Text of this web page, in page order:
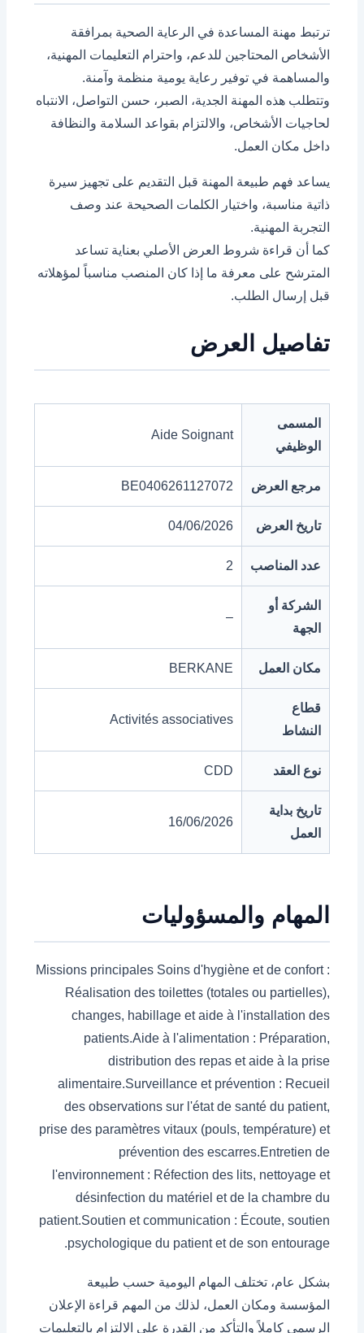
ترتبط مهنة المساعدة في الرعاية الصحية بمرافقة
الأشخاص المحتاجين للدعم، واحترام التعليمات المهنية،
والمساهمة في توفير رعاية يومية منظمة وآمنة.
وتتطلب هذه المهنة الجدية، الصبر، حسن التواصل، الانتباه
لحاجيات الأشخاص، والالتزام بقواعد السلامة والنظافة
داخل مكان العمل.
يساعد فهم طبيعة المهنة قبل التقديم على تجهيز سيرة
ذاتية مناسبة، واختيار الكلمات الصحيحة عند وصف
التجربة المهنية.
كما أن قراءة شروط العرض الأصلي بعناية تساعد
المترشح على معرفة ما إذا كان المنصب مناسباً لمؤهلاته
قبل إرسال الطلب.
تفاصيل العرض
المسمى
الوظيفي
Aide Soignant
مرجع العرض BE0406261127072
تاريخ العرض 04/06/2026
عدد المناصب 2
الشركة أو
الجهة
–
مكان العمل BERKANE
قطاع
النشاط
Activités associatives
نوع العقد CDD
تاريخ بداية
العمل
16/06/2026
المهام والمسؤوليات
Missions principales Soins d'hygiène et de confort :
Réalisation des toilettes (totales ou partielles),
changes, habillage et aide à l'installation des
patients.Aide à l'alimentation : Préparation,
distribution des repas et aide à la prise
alimentaire.Surveillance et prévention : Recueil
des observations sur l'état de santé du patient,
prise des paramètres vitaux (pouls, température) et
prévention des escarres.Entretien de
l'environnement : Réfection des lits, nettoyage et
désinfection du matériel et de la chambre du
patient.Soutien et communication : Écoute, soutien
psychologique du patient et de son entourage.
بشكل عام، تختلف المهام اليومية حسب طبيعة
المؤسسة ومكان العمل، لذلك من المهم قراءة الإعلان
الرسمي كاملاً والتأكد من القدرة على الالتزام بالتعليمات